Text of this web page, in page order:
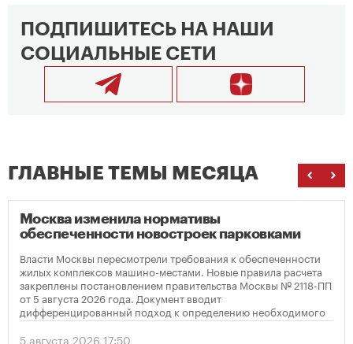
ПОДПИШИТЕСЬ НА НАШИ
СОЦИАЛЬНЫЕ СЕТИ
ГЛАВНЫЕ ТЕМЫ МЕСЯЦА
Москва изменила нормативы
обеспеченности новостроек парковками
Власти Москвы пересмотрели требования к обеспеченности
жилых комплексов машино-местами. Новые правила расчета
закреплены постановлением правительства Москвы № 2118-ПП
от 5 августа 2026 года. Документ вводит
дифференцированный подход к определению необходимого
количества парковок в зависимости от площади квартир и
устанавливает переходный период для уже согласованных
5 августа 2026 17:50